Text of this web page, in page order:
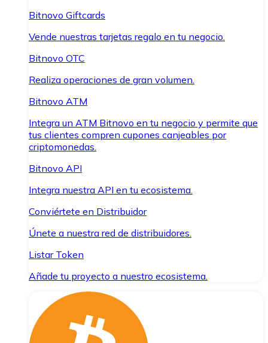
Bitnovo Giftcards
Vende nuestras tarjetas regalo en tu negocio.
Bitnovo OTC
Realiza operaciones de gran volumen.
Bitnovo ATM
Integra un ATM Bitnovo en tu negocio y permite que
tus clientes compren cupones canjeables por
criptomonedas.
Bitnovo API
Integra nuestra API en tu ecosistema.
Conviértete en Distribuidor
Únete a nuestra red de distribuidores.
Listar Token
Añade tu proyecto a nuestro ecosistema.